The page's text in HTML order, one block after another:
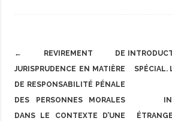
Post
navigation
←
REVIREMENT DE
JURISPRUDENCE EN MATIÈRE
DE RESPONSABILITÉ PÉNALE
DES PERSONNES MORALES
DANS LE CONTEXTE D’UNE
SPÉCIAL.